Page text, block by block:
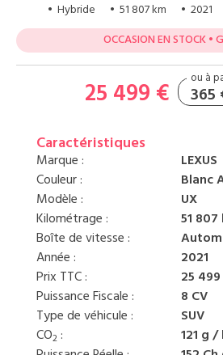
• Hybride • 51 807 km • 2021
OCCASION EN STOCK •
25 499 € 365
Caractéristiques
Marque :
LEXUS
Couleur :
Blanc
Modèle :
UX
Kilométrage :
51 807
Boîte de vitesse :
Année :
2021
Prix TTC :
25
Puissance Fiscale :
8 CV
Type de véhicule :
SUV
CO2 :
121 g /